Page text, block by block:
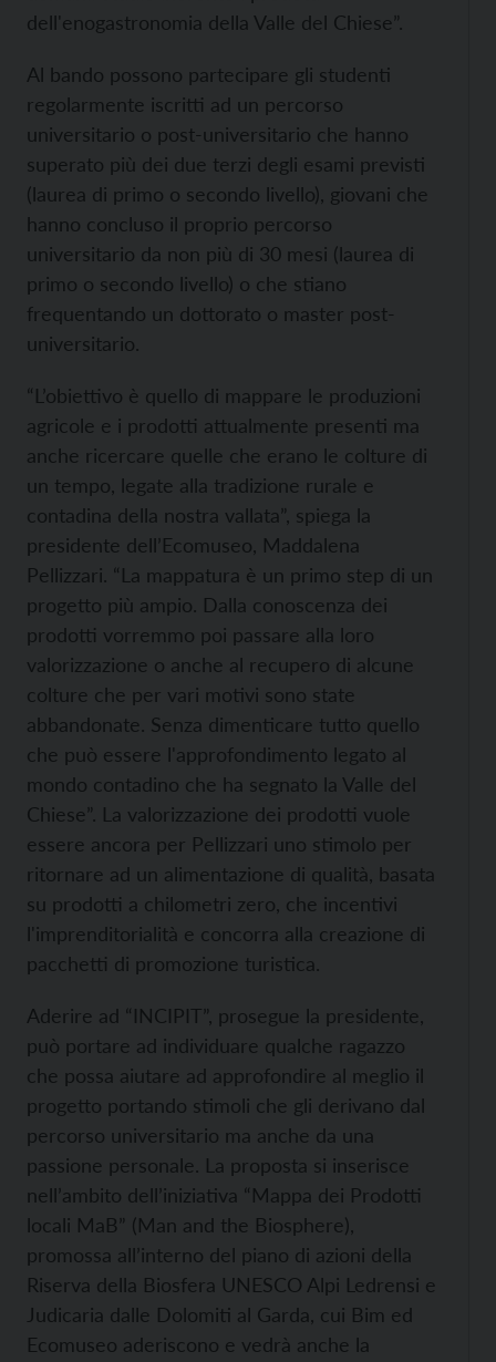
dell'enogastronomia della Valle del Chiese”.
Al bando possono partecipare gli studenti
regolarmente iscritti ad un percorso
universitario o post-universitario che hanno
superato più dei due terzi degli esami previsti
(laurea di primo o secondo livello), giovani che
hanno concluso il proprio percorso
universitario da non più di 30 mesi (laurea di
primo o secondo livello) o che stiano
frequentando un dottorato o master post-
universitario.
“L’obiettivo è quello di mappare le produzioni
agricole e i prodotti attualmente presenti ma
anche ricercare quelle che erano le colture di
un tempo, legate alla tradizione rurale e
contadina della nostra vallata”, spiega la
presidente dell’Ecomuseo, Maddalena
Pellizzari. “La mappatura è un primo step di un
progetto più ampio. Dalla conoscenza dei
prodotti vorremmo poi passare alla loro
valorizzazione o anche al recupero di alcune
colture che per vari motivi sono state
abbandonate. Senza dimenticare tutto quello
che può essere l'approfondimento legato al
mondo contadino che ha segnato la Valle del
Chiese”. La valorizzazione dei prodotti vuole
essere ancora per Pellizzari uno stimolo per
ritornare ad un alimentazione di qualità, basata
su prodotti a chilometri zero, che incentivi
l'imprenditorialità e concorra alla creazione di
pacchetti di promozione turistica.
Aderire ad “INCIPIT”, prosegue la presidente,
può portare ad individuare qualche ragazzo
che possa aiutare ad approfondire al meglio il
progetto portando stimoli che gli derivano dal
percorso universitario ma anche da una
passione personale. La proposta si inserisce
nell’ambito dell’iniziativa “Mappa dei Prodotti
locali MaB” (Man and the Biosphere),
promossa all’interno del piano di azioni della
Riserva della Biosfera UNESCO Alpi Ledrensi e
Judicaria dalle Dolomiti al Garda, cui Bim ed
Ecomuseo aderiscono e vedrà anche la